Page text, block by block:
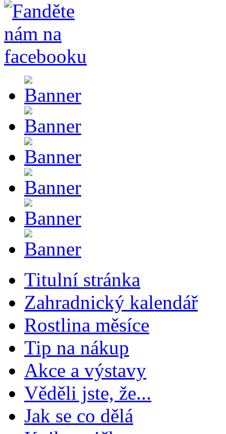
Titulní stránka
Zahradnický kalendář
Rostlina měsíce
Tip na nákup
Akce a výstavy
Věděli jste, že...
Jak se co dělá